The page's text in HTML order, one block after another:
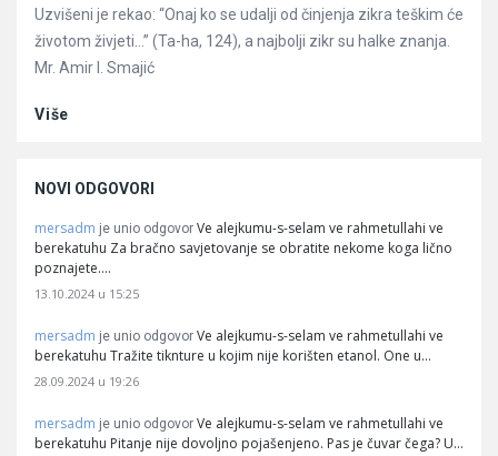
Uzvišeni je rekao: “Onaj ko se udalji od činjenja zikra teškim će
životom živjeti…” (Ta-ha, 124), a najbolji zikr su halke znanja.
Mr. Amir I. Smajić
Više
NOVI ODGOVORI
mersadm je unio odgovor Ve alejkumu-s-selam ve rahmetullahi ve
berekatuhu Za bračno savjetovanje se obratite nekome koga lično
poznajete.…
13.10.2024 u 15:25
mersadm je unio odgovor Ve alejkumu-s-selam ve rahmetullahi ve
berekatuhu Tražite tiknture u kojim nije korišten etanol. One u…
28.09.2024 u 19:26
mersadm je unio odgovor Ve alejkumu-s-selam ve rahmetullahi ve
berekatuhu Pitanje nije dovoljno pojašenjeno. Pas je čuvar čega? U…